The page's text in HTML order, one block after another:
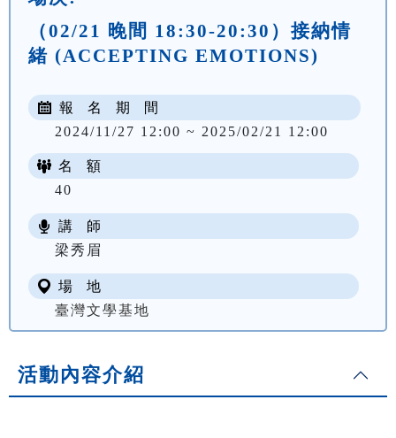
（02/21 晚間 18:30-20:30）接納情
緒 (ACCEPTING EMOTIONS)
報 名 期 間
2024/11/27 12:00 ~ 2025/02/21 12:00
名 額
40
講 師
梁秀眉
場 地
臺灣文學基地
活動內容介紹